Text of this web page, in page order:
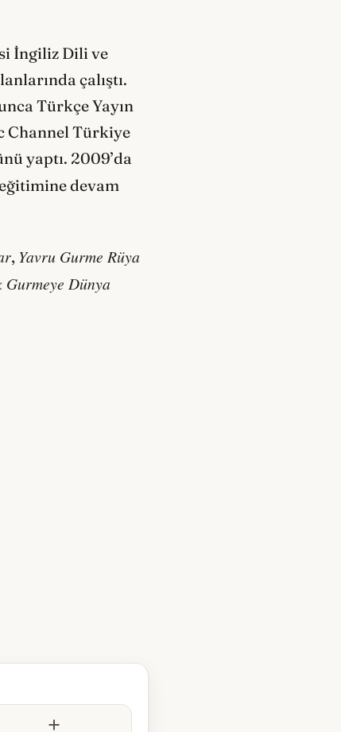
İngiliz Dili ve
çalıştı.
Türkçe Yayın
Channel Türkiye
yaptı. 2009’da
devam
, Yavru Gurme Rüya
Gurmeye Dünya